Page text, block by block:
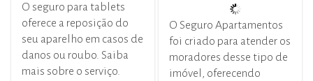
O seguro para tablets
oferece a reposição do
seu aparelho em casos de
danos ou roubo. Saiba
mais sobre o serviço.
O Seguro Apartamentos
foi criado para atender os
moradores desse tipo de
imóvel, oferecendo